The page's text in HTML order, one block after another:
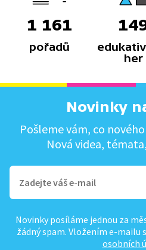
1 161
pořadů
her
Novinky
Pošleme vám, co
Nová videa,
Novinky posíláme jednou za
žádný spam. Vložením e-mailu
osobních